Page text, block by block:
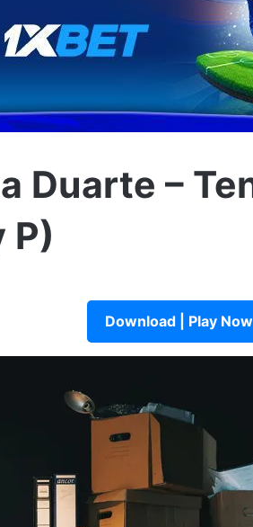
Duarte –
P)
Download | Play Now